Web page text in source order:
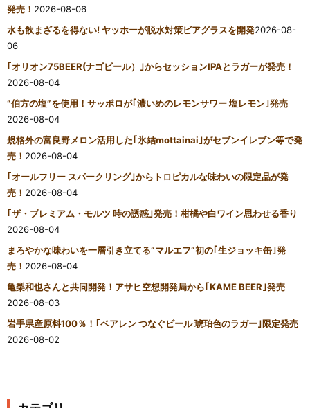
発売！ 2026-08-06
水も飲まざるを得ない! ヤッホーが脱水対策ビアグラスを開発2026-08-
06
｢オリオン75BEER(ナゴビール）｣からセッションIPAとラガーが発売！
2026-08-04
“伯方の塩”を使用！サッポロが｢濃いめのレモンサワー 塩レモン｣発売
2026-08-04
規格外の富良野メロン活用した｢氷結mottainai｣がセブンイレブン等で発
売！ 2026-08-04
｢オールフリー スパークリング｣からトロピカルな味わいの限定品が発
売！ 2026-08-04
｢ザ・プレミアム・モルツ 時の誘惑｣発売！柑橘や白ワイン思わせる香り
2026-08-04
まろやかな味わいを一層引き立てる“マルエフ”初の｢生ジョッキ缶｣発
売！ 2026-08-04
亀梨和也さんと共同開発！アサヒ空想開発局から｢KAME BEER｣発売
2026-08-03
岩手県産原料100％！｢ベアレン つなぐビール 琥珀色のラガー｣限定発売
2026-08-02